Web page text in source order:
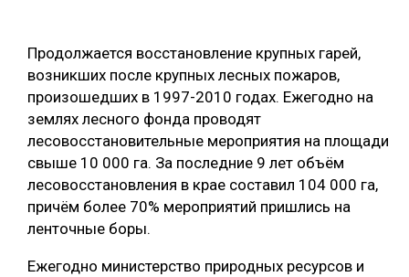
Продолжается восстановление крупных гарей,
возникших после крупных лесных пожаров,
произошедших в 1997-2010 годах. Ежегодно на
землях лесного фонда проводят
лесовосстановительные мероприятия на площади
свыше 10 000 га. За последние 9 лет объём
лесовосстановления в крае составил 104 000 га,
причём более 70% мероприятий пришлись на
ленточные боры.
Ежегодно министерство природных ресурсов и